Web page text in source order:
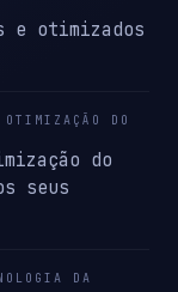
e otimizados
DO
do
seus
DA